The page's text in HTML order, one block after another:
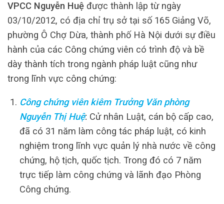
VPCC Nguyễn Huệ được thành lập từ ngày
03/10/2012, có địa chỉ trụ sở tại số 165 Giảng Võ,
phường Ô Chợ Dừa, thành phố Hà Nội dưới sự điều
hành của các Công chứng viên có trình độ và bề
dày thành tích trong ngành pháp luật cũng như
trong lĩnh vực công chứng:
Công chứng viên kiêm Trưởng Văn phòng
Nguyễn Thị Huệ: Cử nhân Luật, cán bộ cấp cao,
đã có 31 năm làm công tác pháp luật, có kinh
nghiệm trong lĩnh vực quản lý nhà nước về công
chứng, hộ tịch, quốc tịch. Trong đó có 7 năm
trực tiếp làm công chứng và lãnh đạo Phòng
Công chứng.